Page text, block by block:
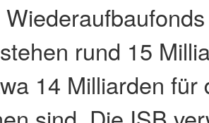
rund 15
14 Milliarden für